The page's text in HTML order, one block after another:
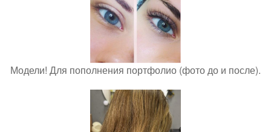
Модели! Для пополнения портфолио (фото до и после).